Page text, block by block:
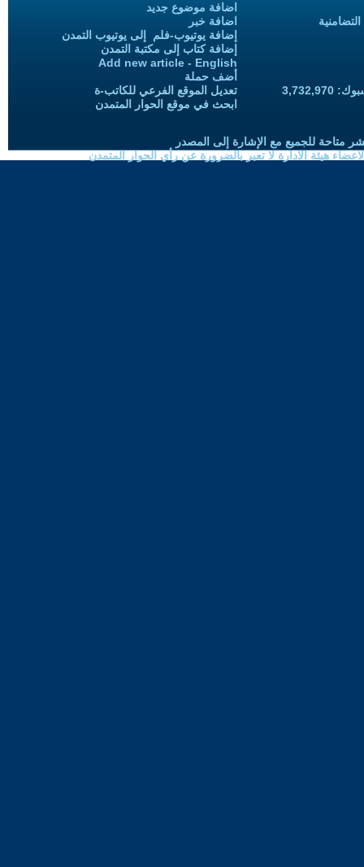
اضافة موضوع جديد
اضافة خبر
إضافة يوتيوب-فلم إلى يوتيوب التمدن
إضافة كتاب إلى مكتبة التمدن
Add new article - English
أضف حملة
تعديل الموقع الفرعي للكاتب-ة
ابحث في موقع الحوار المتمدن
متاحة للجميع مع الإشارة إلى المصدر
هيئة الادارة لا تعبر بالضرورة عن رأي الحوار المتمدن